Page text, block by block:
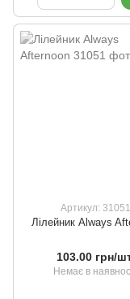
Артикул: 31051
Лілейник Always
103.00 грн/
Немає в